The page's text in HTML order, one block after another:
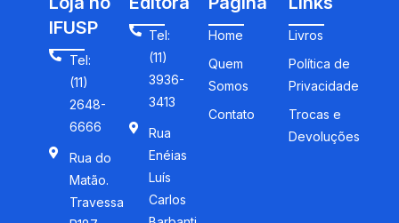
IFUSP
Tel:
(11)
2648-
6666
Rua do
Matão.
Travessa
Tel:
(11)
3936-
3413
Rua
Enéias
Luís
Carlos
Home
Quem
Somos
Contato
Livros
Política de
Privacidade
Trocas e
Devoluções